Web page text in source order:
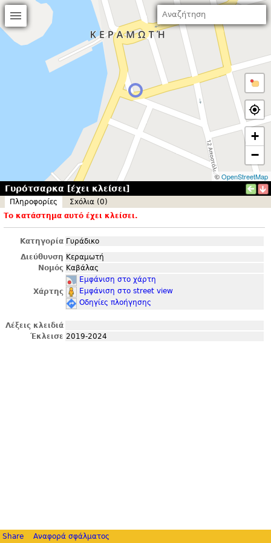
+
−
©OpenStreetMap
Γυρότσαρκα [έχει κλείσει]
Πληροφορίες
Σxόλια (0)
Το κατάστημα αυτό έχει κλείσει.
Κατηγορία Γυράδικο
Διεύθυνση Κεραμωτή
Νομός Καβάλας
Χάρτης
Εμφάνιση στο χάρτη
Εμφάνιση στο street view
Οδηγίες πλοήγησης
Λέξεις κλειδιά
Έκλεισε 2019-2024
Share Αναφορά σφάλματος